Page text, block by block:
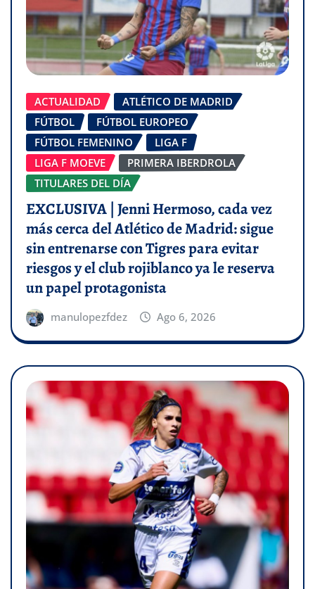
ACTUALIDAD
ATLÉTICO DE MADRID
FÚTBOL
FÚTBOL EUROPEO
FÚTBOL FEMENINO
LIGA F
LIGA F MOEVE
PRIMERA IBERDROLA
TITULARES DEL DÍA
EXCLUSIVA | Jenni Hermoso, cada vez
más cerca del Atlético de Madrid: sigue
sin entrenarse con Tigres para evitar
riesgos y el club rojiblanco ya le reserva
un papel protagonista
manulopezfdez Ago 6, 2026